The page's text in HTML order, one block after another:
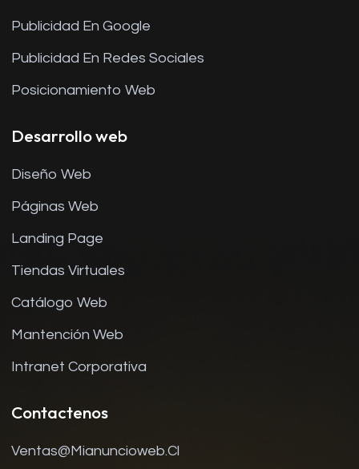
Publicidad En Google
Publicidad En Redes Sociales
Posicionamiento Web
Desarrollo web
Diseño Web
Páginas Web
Landing Page
Tiendas Virtuales
Catálogo Web
Mantención Web
Intranet Corporativa
Contactenos
Ventas@mianuncioweb.cl